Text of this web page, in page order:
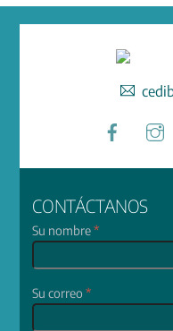
Facebook
CONTÁCTANOS
Su nombre*
Su correo*